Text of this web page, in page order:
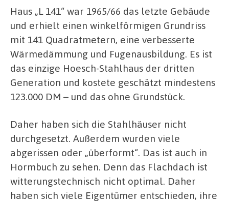
Haus „L 141“ war 1965/66 das letzte Gebäude
und erhielt einen winkelförmigen Grundriss
mit 141 Quadratmetern, eine verbesserte
Wärmedämmung und Fugenausbildung. Es ist
das einzige Hoesch-Stahlhaus der dritten
Generation und kostete geschätzt mindestens
123.000 DM – und das ohne Grundstück.
Daher haben sich die Stahlhäuser nicht
durchgesetzt. Außerdem wurden viele
abgerissen oder „überformt“. Das ist auch in
Hormbuch zu sehen. Denn das Flachdach ist
witterungstechnisch nicht optimal. Daher
haben sich viele Eigentümer entschieden, ihre